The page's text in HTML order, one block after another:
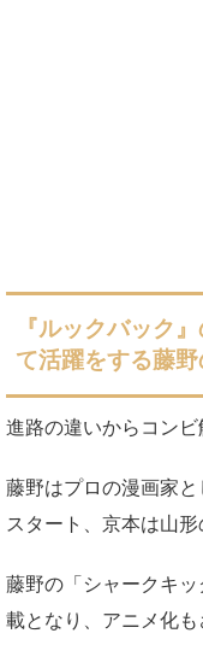
『ルックバック
て活躍をする藤
進路の違いからコンビ
藤野はプロの漫画家
スタート、京本は山
藤野の「シャークキ
載となり、アニメ化も